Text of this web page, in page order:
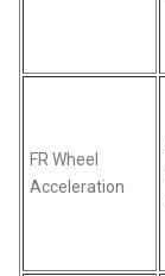
FR Wheel
Acceleration